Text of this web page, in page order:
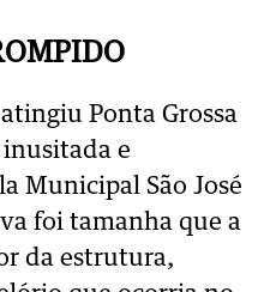
Ponta Grossa
e
Municipal São José
foi tamanha que a
da estrutura,